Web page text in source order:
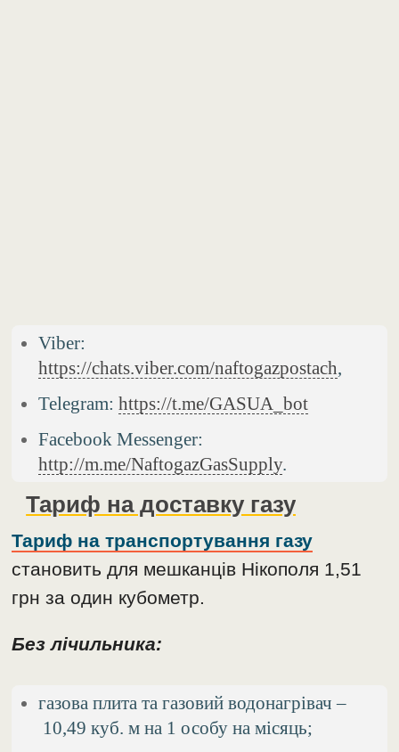
Viber:
https://chats.viber.com/naftogazpostach,
Telegram:https://t.me/GASUA_bot
Facebook Messenger:
http://m.me/NaftogazGasSupply.
Тариф на доставку газу
Тариф на транспортування газу
становить для мешканців Нікополя 1,51
грн за один кубометр.
Без лічильника:
газова плита та газовий водонагрівач –
10,49 куб. м на 1 особу на місяць;